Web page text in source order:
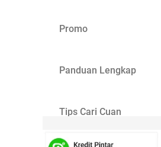
Promo
Panduan Lengkap
Tips Cari Cuan